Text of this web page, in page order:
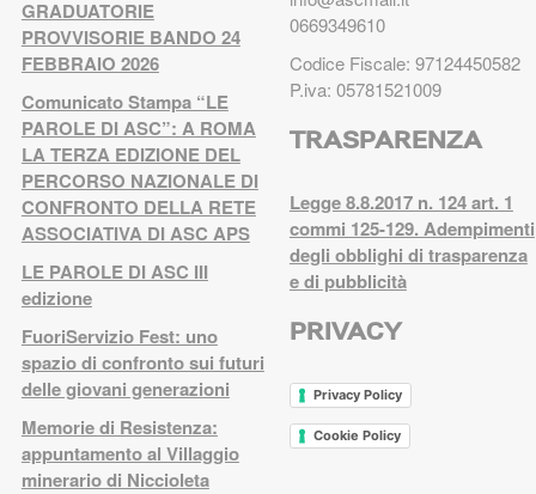
GRADUATORIE
PROVVISORIE BANDO 24
FEBBRAIO 2026
Comunicato Stampa “LE
PAROLE DI ASC”: A ROMA
LA TERZA EDIZIONE DEL
PERCORSO NAZIONALE DI
CONFRONTO DELLA RETE
ASSOCIATIVA DI ASC APS
LE PAROLE DI ASC III
edizione
FuoriServizio Fest: uno
spazio di confronto sui futuri
delle giovani generazioni
Memorie di Resistenza:
appuntamento al Villaggio
minerario di Niccioleta
0669349610
Codice Fiscale: 97124450582
P.iva: 05781521009
TRASPARENZA
Legge 8.8.2017 n. 124 art. 1
commi 125-129. Adempimenti
degli obblighi di trasparenza
e di pubblicità
PRIVACY
Privacy Policy
Cookie Policy